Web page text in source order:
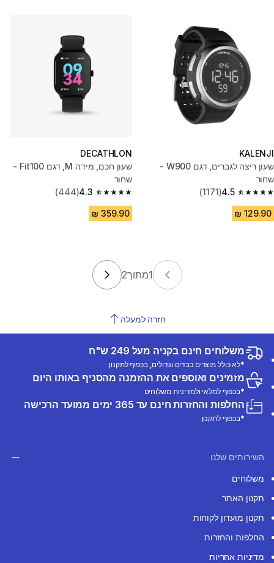
KALENJI
שעון ריצה לגברים, דגם W900 -
שחור
4.5
4.5 out of 5 stars from 1171 reviews
(1171)
DECATHLON
שעון חכם, מידה M, דגם Fit100 -
שחור
4.3
4.3 out of 5 stars from 444 reviews
(444)
1מתוך2
חזרה למעלה
משלוחים חינם בקניה מעל 249 ש"ח
*לא כולל מוצרים כבדים וגדולים, בכפוף לתקנון
מזמינים ואוספים את ההזמנה מהסניף באותו היום
*בכפוף למלאי ולמדיניות משלוחים
החלפות והחזרות חינם עד 365 ימים ממועד הרכישה
*בכפוף לתקנון
השירותים שלנו
משלוחים
תקנון האתר
תקנון מועדון לקוחות
החלפות והחזרות
מדיניות אחריות